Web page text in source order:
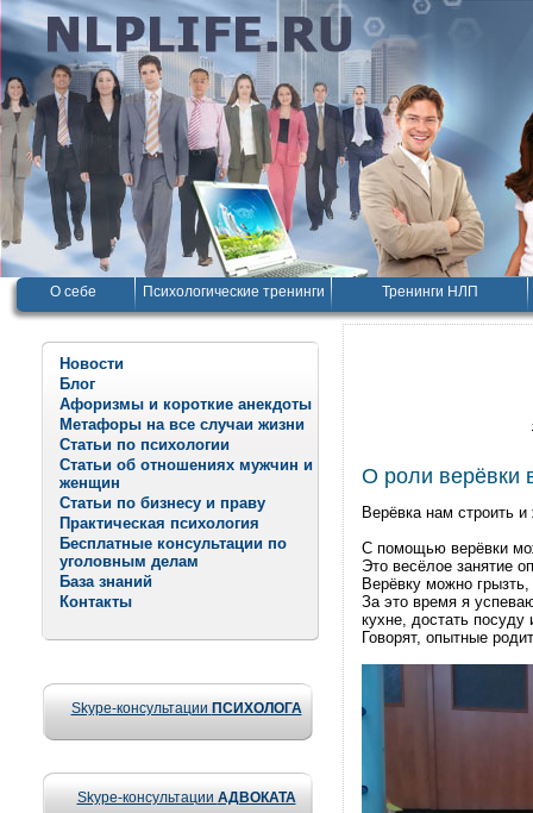
О себе Психологические тренинги Тренинги НЛП
Новости
Блог
Афоризмы и короткие анекдоты
Метафоры на все случаи жизни
Статьи по психологии
Статьи об отношениях мужчин и
женщин
Статьи по бизнесу и праву
Практическая психология
Бесплатные консультации по
уголовным делам
База знаний
Контакты
Skype-консультации ПСИХОЛОГА
Skype-консультации АДВОКАТА
О роли верёвки
Верёвка нам строить и
С помощью верёвки
Это весёлое занятие
Верёвку можно
За это время я
кухне, достать
Говорят, опытные